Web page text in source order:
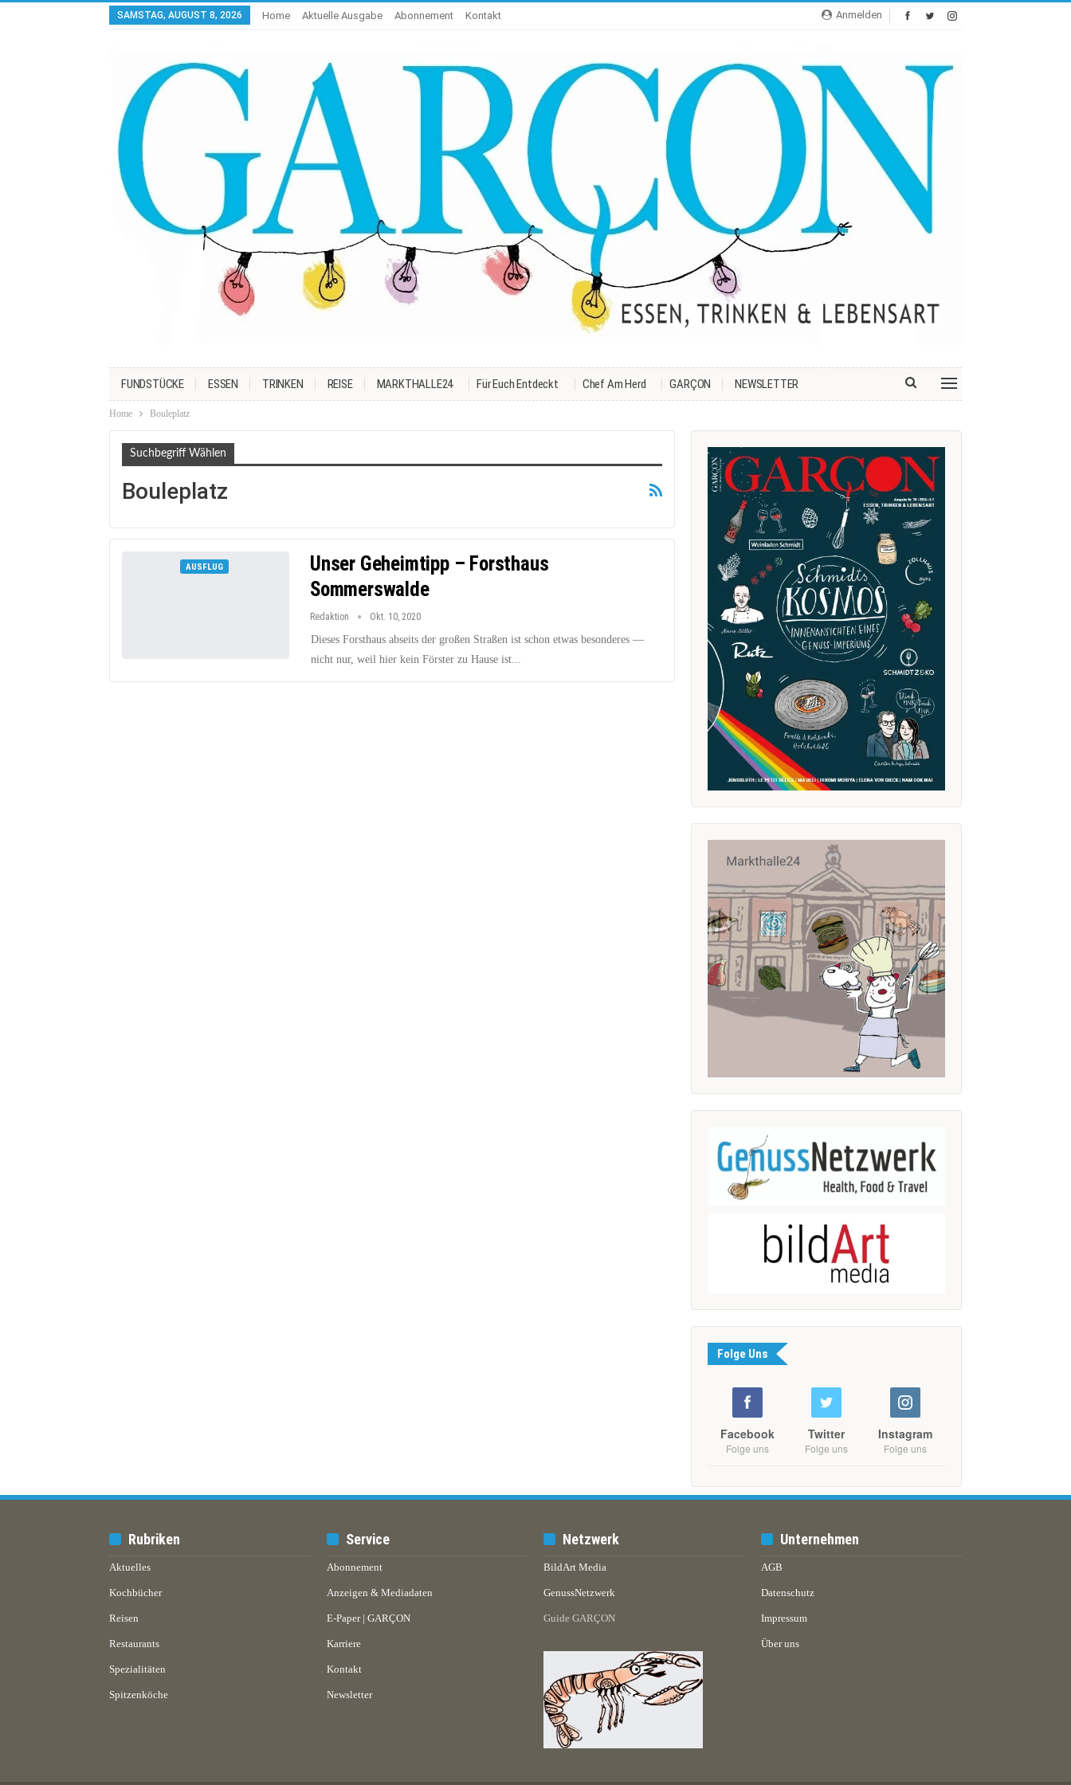
Anmelden
SAMSTAG, AUGUST 8, 2026 Home Aktuelle Ausgabe Abonnement Kontakt
FUNDSTÜCKE ESSEN TRINKEN REISE MARKTHALLE24 Für Euch Entdeckt Chef Am Herd GARÇON NEWSLETTER
Home Bouleplatz
Suchbegriff Wählen
Bouleplatz
AUSFLUG
Unser Geheimtipp – Forsthaus
Sommerswalde
Redaktion Okt. 10, 2020
Dieses Forsthaus abseits der großen Straßen ist schon etwas besonderes —
nicht nur, weil hier kein Förster zu Hause ist...
Folge Uns
Facebook
Folge uns
Twitter
Folge uns
Instagram
Folge uns
Rubriken
Aktuelles
Kochbücher
Reisen
Restaurants
Spezialitäten
Spitzenköche
Service
Abonnement
Anzeigen & Mediadaten
E-Paper | GARÇON
Karriere
Kontakt
Newsletter
Netzwerk
BildArt Media
GenussNetzwerk
Guide GARÇON
Unternehmen
AGB
Datenschutz
Impressum
Über uns